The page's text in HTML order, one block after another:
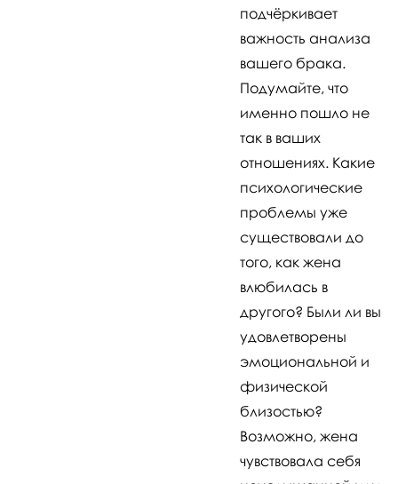
подчёркивает
важность анализа
вашего брака.
Подумайте, что
именно пошло не
так в ваших
отношениях. Какие
психологические
проблемы уже
существовали до
того, как жена
влюбилась в
другого? Были ли вы
удовлетворены
эмоциональной и
физической
близостью?
Возможно, жена
чувствовала себя